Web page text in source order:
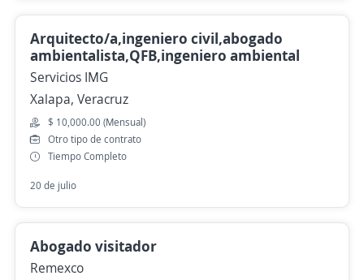
Arquitecto/a,ingeniero civil,abogado
ambientalista,QFB,ingeniero ambiental
Servicios IMG
Xalapa, Veracruz
$ 10,000.00 (Mensual)
Otro tipo de contrato
Tiempo Completo
20 de julio
Abogado visitador
Remexco